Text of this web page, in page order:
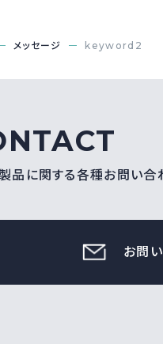
メッセージ keyword2
品に関する各種お問い合
お問